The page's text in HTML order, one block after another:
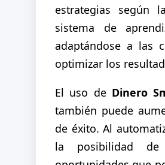
estrategias según
sistema de
adaptándose a las
optimizar los
El uso de Dinero
también puede
de éxito. Al
la posibilidad de